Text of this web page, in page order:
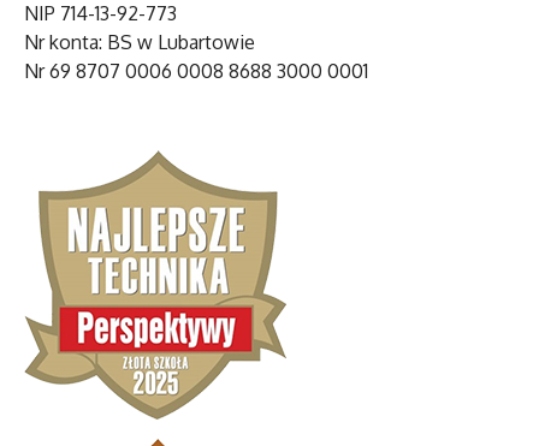
NIP 714-13-92-773
Nr konta: BS w Lubartowie
Nr 69 8707 0006 0008 8688 3000 0001